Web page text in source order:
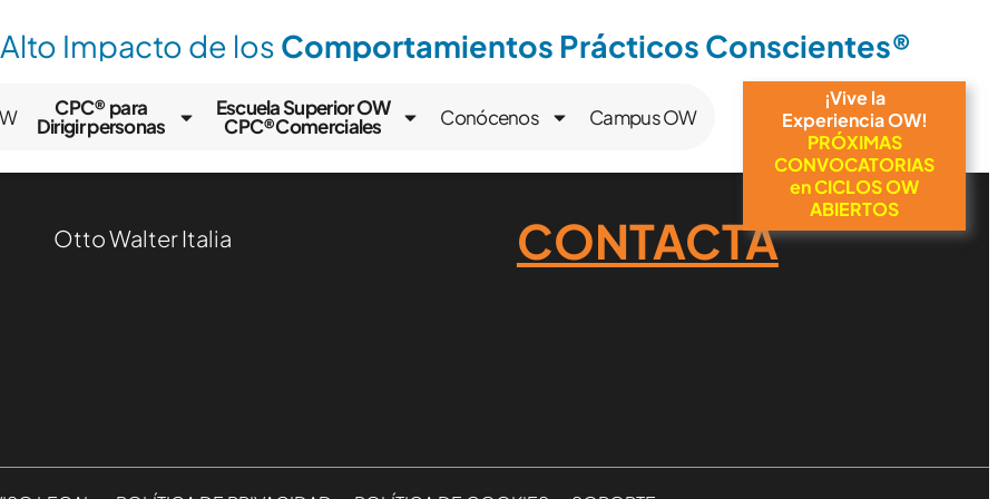
Impacto de los Comportamientos Prácticos Conscientes®
CPC® para
Dirigir personas
Escuela Superior OW
CPC®Comerciales Conócenos Campus OW
¡Vive la
Experiencia OW!
PRÓXIMAS
CONVOCATORIAS
en CICLOS OW
ABIERTOS
Otto Walter Italia CONTACTA